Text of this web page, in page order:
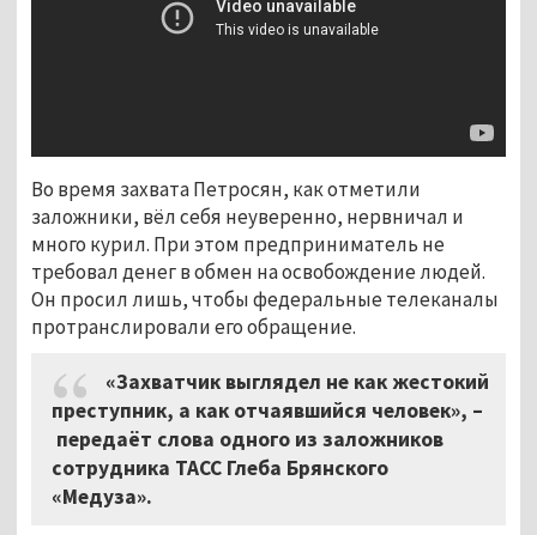
Во время захвата Петросян, как отметили
заложники, вёл себя неуверенно, нервничал и
много курил. При этом предприниматель не
требовал денег в обмен на освобождение людей.
Он просил лишь, чтобы федеральные телеканалы
протранслировали его обращение.
«Захватчик выглядел не как жестокий
преступник, а как отчаявшийся человек», –
передаёт слова одного из заложников
сотрудника ТАСС Глеба Брянского
«Медуза».